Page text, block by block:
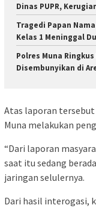
Dinas PUPR,
Tragedi Papan
Kelas 1 Meninggal
Polres Muna
Disembunyikan di
Atas laporan
Muna melakukan
“Dari laporan
saat itu sedang
jaringan selulernya.
Dari hasil interogasi,